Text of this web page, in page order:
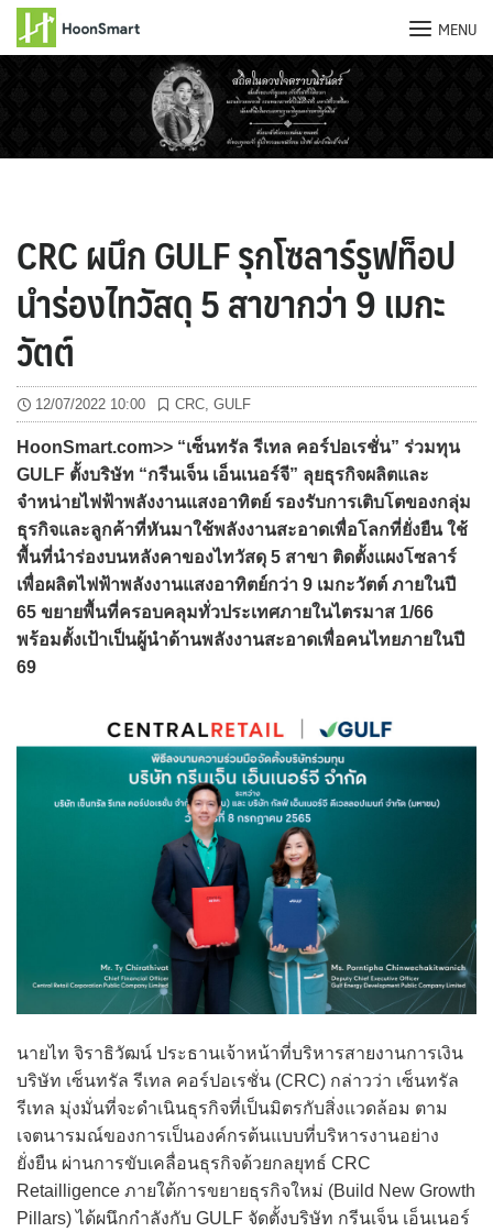
MENU
CRC ผนึก GULF รุกโซลาร์รูฟท็อป
นำร่องไทวัสดุ 5 สาขากว่า 9 เมกะ
วัตต์
12/07/2022 10:00 CRC GULF
HoonSmart.com>> “เซ็นทรัล รีเทล คอร์ปอเรชั่น” ร่วมทุน
GULF ตั้งบริษัท “กรีนเจ็น เอ็นเนอร์จี” ลุยธุรกิจผลิตและ
จำหน่ายไฟฟ้าพลังงานแสงอาทิตย์ รองรับการเติบโตของกลุ่ม
ธุรกิจและลูกค้าที่หันมาใช้พลังงานสะอาดเพื่อโลกที่ยั่งยืน ใช้
พื้นที่นำร่องบนหลังคาของไทวัสดุ 5 สาขา ติดตั้งแผงโซลาร์
เพื่อผลิตไฟฟ้าพลังงานแสงอาทิตย์กว่า 9 เมกะวัตต์ ภายในปี
65 ขยายพื้นที่ครอบคลุมทั่วประเทศภายในไตรมาส 1/66
พร้อมตั้งเป้าเป็นผู้นำด้านพลังงานสะอาดเพื่อคนไทยภายในปี
69
นายไท จิราธิวัฒน์ ประธานเจ้าหน้าที่บริหารสายงานการเงิน
บริษัท เซ็นทรัล รีเทล คอร์ปอเรชั่น (CRC) กล่าวว่า เซ็นทรัล
รีเทล มุ่งมั่นที่จะดำเนินธุรกิจที่เป็นมิตรกับสิ่งแวดล้อม ตาม
เจตนารมณ์ของการเป็นองค์กรต้นแบบที่บริหารงานอย่าง
ยั่งยืน ผ่านการขับเคลื่อนธุรกิจด้วยกลยุทธ์ CRC
Retailligence ภายใต้การขยายธุรกิจใหม่ (Build New Growth
Pillars) ได้ผนึกกำลังกับ GULF จัดตั้งบริษัท กรีนเจ็น เอ็นเนอร์